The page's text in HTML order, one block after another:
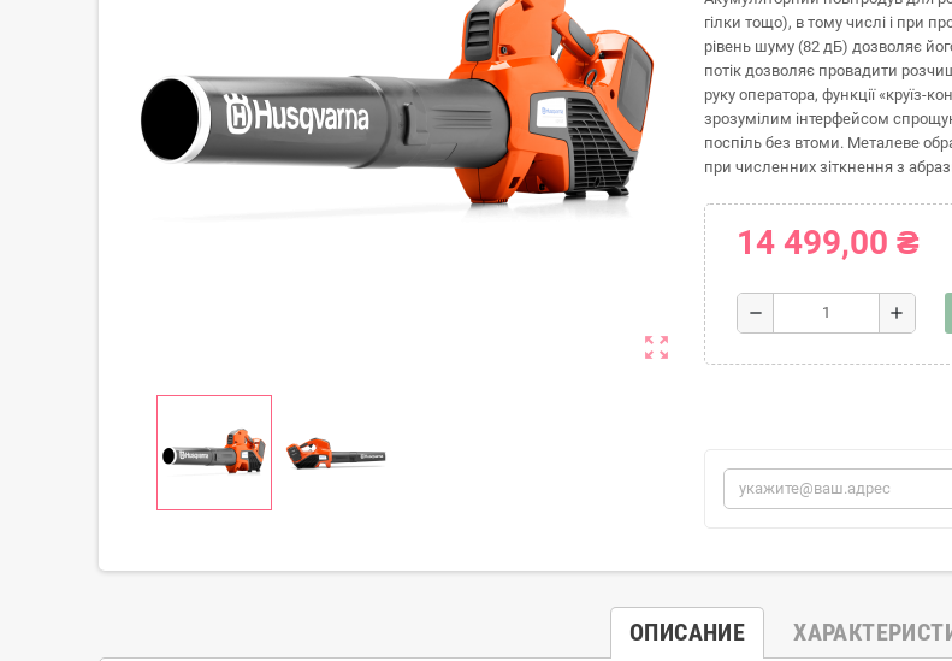
zoom_out_map
гілки тощо), в тому числі і при
рівень шуму (82 дБ) дозволяє
потік дозволяє провадити
руку оператора, функції «круїз-
зрозумілим інтерфейсом
поспіль без втоми. Металеве
при численних зіткнення з
14 499,00 ₴
remove add
ОПИСАНИЕ